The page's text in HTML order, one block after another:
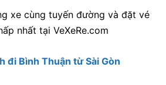
xe cùng tuyến đường và đặt vé
nhất tại VeXeRe.com
đi Bình Thuận từ Sài Gòn